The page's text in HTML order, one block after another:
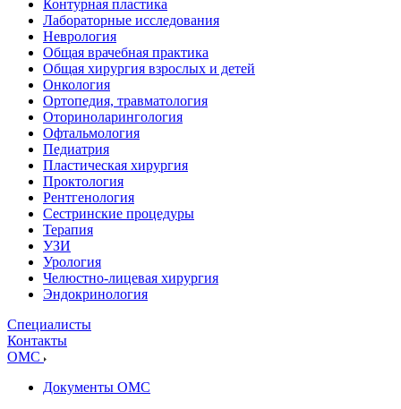
Контурная пластика
Лабораторные исследования
Неврология
Общая врачебная практика
Общая хирургия взрослых и детей
Онкология
Ортопедия, травматология
Оториноларингология
Офтальмология
Педиатрия
Пластическая хирургия
Проктология
Рентгенология
Сестринские процедуры
Терапия
УЗИ
Урология
Челюстно-лицевая хирургия
Эндокринология
Специалисты
Контакты
ОМС
Документы ОМС